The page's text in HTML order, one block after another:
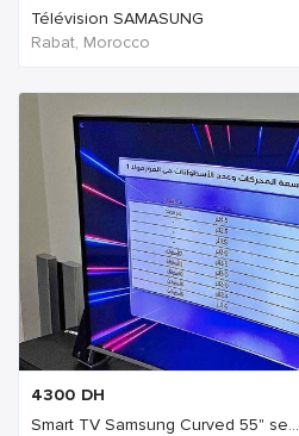
Télévision SAMASUNG
Rabat, Morocco
4300 DH
Smart TV Samsung Curved 55" se...